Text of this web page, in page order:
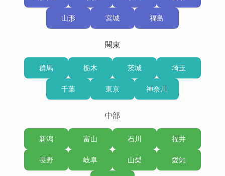
山形 宮城 福島
関東
群馬 栃木 茨城 埼玉
千葉 東京 神奈川
中部
新潟 富山 石川 福井
長野 岐阜 山梨 愛知